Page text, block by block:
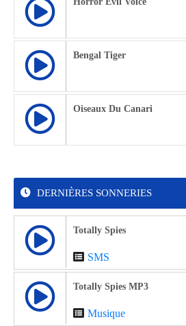
Bengal Tiger
Oiseaux Du Canari
DERNIÈRES SONNERIES
Totally Spies
SMS
Totally Spies MP3
Musique